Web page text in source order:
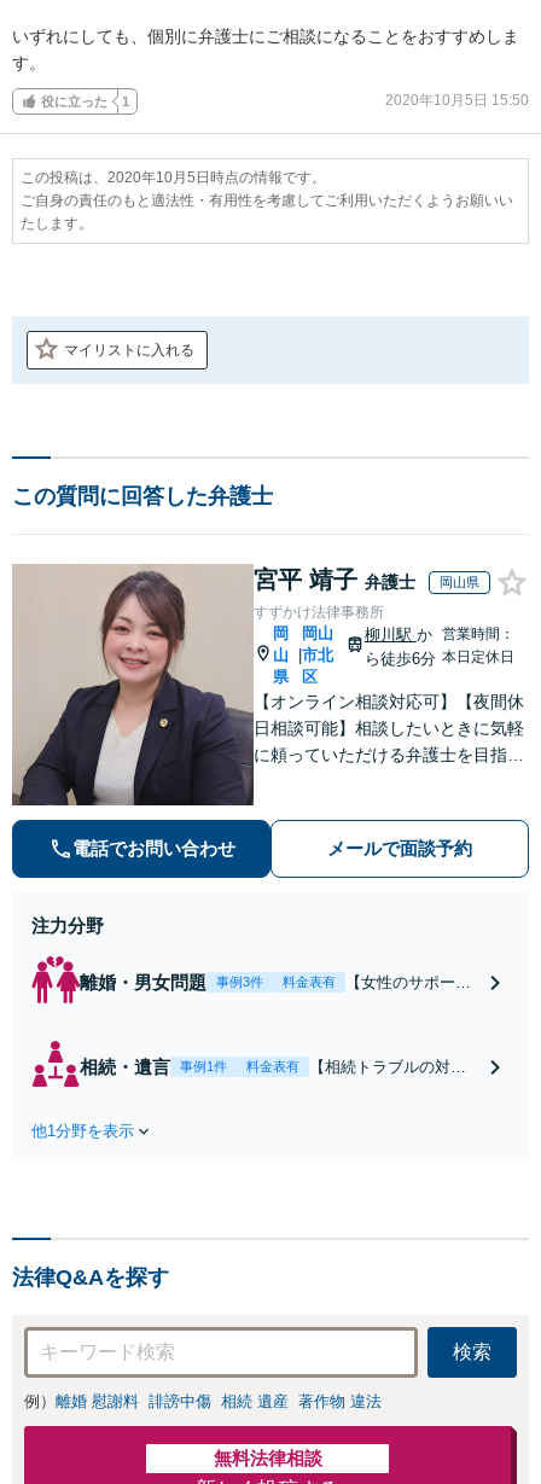
いずれにしても、個別に弁護士にご相談になることをおすすめしま
す。
役に立った 1 2020年10月5日 15:50
この投稿は、2020年10月5日時点の情報です。
ご自身の責任のもと適法性・有用性を考慮してご利用いただくようお願いい
たします。
マイリストに入れる
この質問に回答した弁護士
宮平 靖子 弁護士 岡山県
すずかけ法律事務所
岡
山
県
|
岡山
市北
区
柳川駅 か
ら徒歩6分
営業時間：
本日定休日
【オンライン相談対応可】【夜間休
日相談可能】相談したいときに気軽
に頼っていただける弁護士を目指し
相談ください。
電話でお問い合わせ メールで面談予約
注力分野
離婚・男女問題 事例3件 料金表有
【女性のサポート
かな配慮で、将来
相続・遺言 事例1件 料金表有
【相続トラブルの対応
言書作成をサポート。
計】【岡山駅徒歩10
他1分野を表示
法律Q&Aを探す
検索
例） 離婚 慰謝料 誹謗中傷 相続 遺産 著作物 違法
無料法律相談